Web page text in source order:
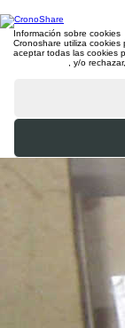
Información sobre cookies
Cronoshare utiliza
aceptar todas las cookies
, y/o